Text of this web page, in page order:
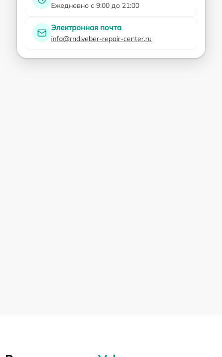
Ежедневно с 9:00 до 21:00
Электронная почта
info@rnd.veber-repair-center.ru